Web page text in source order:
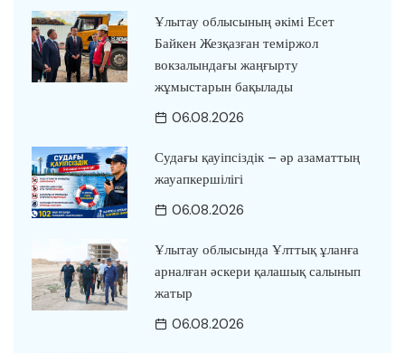
Ұлытау облысының әкімі Есет
Байкен Жезқазған теміржол
вокзалындағы жаңғырту
жұмыстарын бақылады
06.08.2026
Судағы қауіпсіздік – әр азаматтың
жауапкершілігі
06.08.2026
Ұлытау облысында Ұлттық ұланға
арналған әскери қалашық салынып
жатыр
06.08.2026